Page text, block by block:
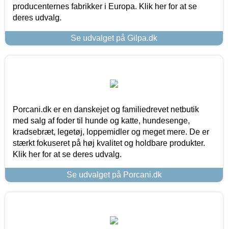
producenternes fabrikker i Europa. Klik her for at se
deres udvalg.
Se udvalget på Gilpa.dk
Porcani.dk er en danskejet og familiedrevet netbutik
med salg af foder til hunde og katte, hundesenge,
kradsebræt, legetøj, loppemidler og meget mere. De er
stærkt fokuseret på høj kvalitet og holdbare produkter.
Klik her for at se deres udvalg.
Se udvalget på Porcani.dk